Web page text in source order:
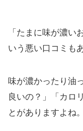
「たまに味が濃い
いう悪い口コミも
味が濃かったり油
良いの？」「カロ
とがありますよね。